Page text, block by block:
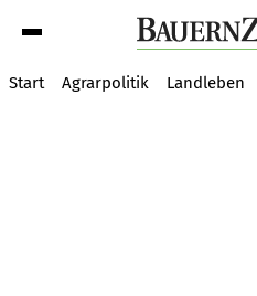
Start Agrarpolitik Landleben